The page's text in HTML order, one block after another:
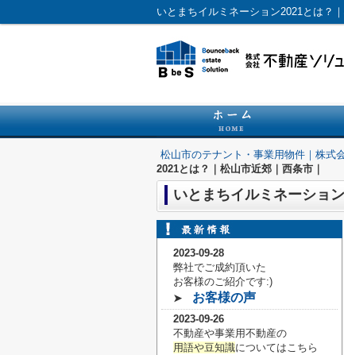
いとまちイルミネーション2021とは？
松山市のテナント・事業用物件｜株式
2021とは？｜松山市近郊｜西条市｜
いとまちイルミネーショ
2023-09-28
弊社でご成約頂いた
お客様のご紹介です:)
➤
お客様の声
2023-09-26
不動産や事業用不動産の
用語や豆知識についてはこちら